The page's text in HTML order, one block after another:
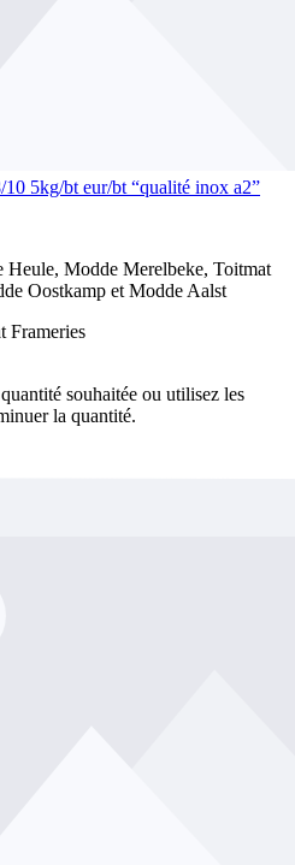
5kg/bt eur/bt “qualité inox a2”
Heule, Modde Merelbeke, Toitmat
Oostkamp et Modde Aalst
Frameries
souhaitée ou utilisez les
la quantité.